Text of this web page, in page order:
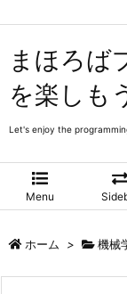
まほろば
を楽しも
Let's enjoy the
Menu
ホーム > 機械